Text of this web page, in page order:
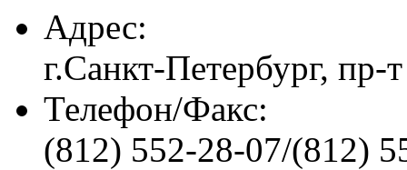
Адрес:
г.Санкт-Петербург, пр-
Телефон/Факс:
(812) 552-28-07/(812)